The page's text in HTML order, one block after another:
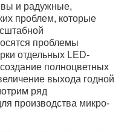
и радужные,
проблем, которые
проблемы
отдельных LED-
полноцветных
выхода годной
ряд
производства микро-